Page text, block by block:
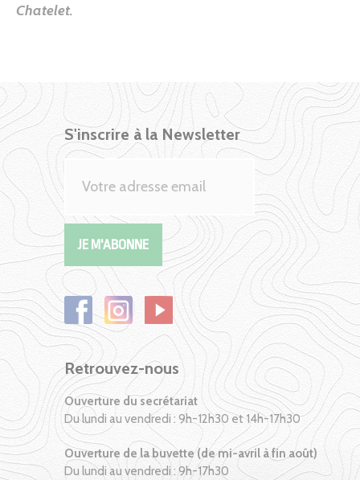
Chatelet.
S'inscrire à la Newsletter
Retrouvez-nous
Ouverture du secrétariat
Du lundi au vendredi : 9h-12h30 et 14h-17h30
Ouverture de la buvette (de mi-avril à fin août)
Du lundi au vendredi : 9h-17h30